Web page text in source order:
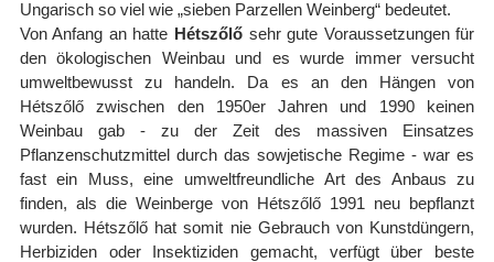
Ungarisch so viel wie „sieben Parzellen Weinberg“ bedeutet.
Von Anfang an hatte Hétszőlő sehr gute Voraussetzungen für
den ökologischen Weinbau und es wurde immer versucht
umweltbewusst zu handeln. Da es an den Hängen von
Hétszőlő zwischen den 1950er Jahren und 1990 keinen
Weinbau gab - zu der Zeit des massiven Einsatzes
Pflanzenschutzmittel durch das sowjetische Regime - war es
fast ein Muss, eine umweltfreundliche Art des Anbaus zu
finden, als die Weinberge von Hétszőlő 1991 neu bepflanzt
wurden. Hétszőlő hat somit nie Gebrauch von Kunstdüngern,
Herbiziden oder Insektiziden gemacht, verfügt über beste